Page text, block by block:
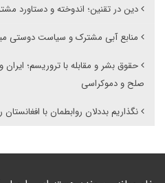
دین در تقنین؛ اندوخته و دستاورد
منابع آبی مشترک و سیاست دوستی
حقوق بشر و مقابله با تروریسم؛
صلح و دموکراسی
نگذاریم بددلان روابطمان با افغانستان